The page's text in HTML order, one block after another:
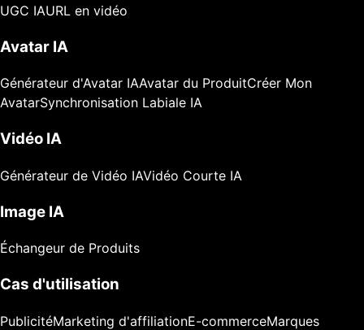
UGC IAURL en vidéo
Avatar IA
Générateur d'Avatar IAAvatar du ProduitCréer Mon
AvatarSynchronisation Labiale IA
Vidéo IA
Générateur de Vidéo IAVidéo Courte IA
Image IA
Échangeur de Produits
Cas d'utilisation
PublicitéMarketing d'affiliationE-commerceMarques